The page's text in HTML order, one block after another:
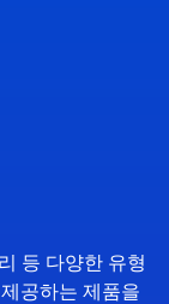
등 다양한 유형
공하는 제품을